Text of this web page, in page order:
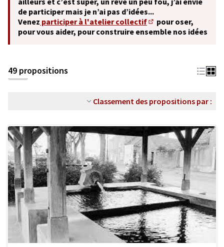
de participer mais je n’ai pas d’idées...
Venez participer à l'atelier collectif
(S'ouvre dans un
pour oser,
pour vous aider, pour construire ensemble nos idées
49 propositions
Classement des propositions par :